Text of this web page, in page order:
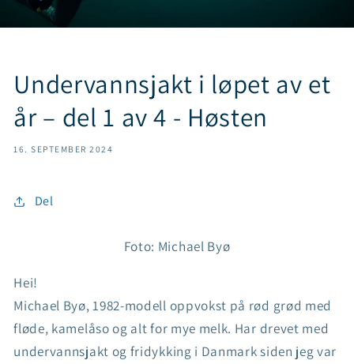
Undervannsjakt i løpet av et
år – del 1 av 4 - Høsten
16. SEPTEMBER 2024
Del
Foto: Michael Byø
Hei!
Michael Byø, 1982-modell oppvokst på rød grød med
fløde, kamelåso og alt for mye melk. Har drevet med
undervannsjakt og fridykking i Danmark siden jeg var